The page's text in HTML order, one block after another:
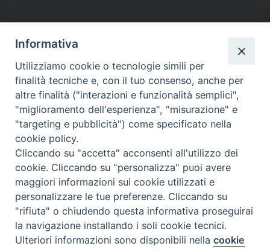
Diocesi di Melfi Rapolla Venosa
• Largo Duomo, 12 - 85025 MELFI (PZ) •
Tel. 0972238604
PEC ufficiale della Diocesi:
diocesi.melfi_rapolla_venosa@legalmail.it
Preferenze Cookie
Informativa
Utilizziamo cookie o tecnologie simili per
finalità tecniche e, con il tuo consenso, anche per
altre finalità ("interazioni e funzionalità semplici",
"miglioramento dell'esperienza", "misurazione" e
"targeting e pubblicità") come specificato nella
cookie policy.
Cliccando su "accetta" acconsenti all'utilizzo dei
cookie. Cliccando su "personalizza" puoi avere
maggiori informazioni sui cookie utilizzati e
personalizzare le tue preferenze. Cliccando su
"rifiuta" o chiudendo questa informativa proseguirai
la navigazione installando i soli cookie tecnici.
Ulteriori informazioni sono disponibili nellacookie